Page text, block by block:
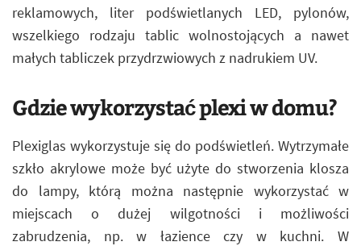
reklamowych, liter podświetlanych LED, pylonów,
wszelkiego rodzaju tablic wolnostojących a nawet
małych tabliczek przydrzwiowych z nadrukiem UV.
Gdzie wykorzystać plexi w domu?
Plexiglas wykorzystuje się do podświetleń. Wytrzymałe
szkło akrylowe może być użyte do stworzenia klosza
do lampy, którą można następnie wykorzystać w
miejscach o dużej wilgotności i możliwości
zabrudzenia, np. w łazience czy w kuchni. W